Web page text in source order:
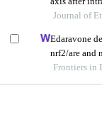
Journal of
Edaravone
nrf2/are and
Frontiers in